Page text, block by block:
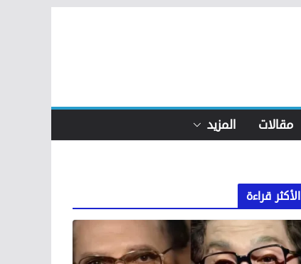
مقالات المزيد
الأكثر قراءة